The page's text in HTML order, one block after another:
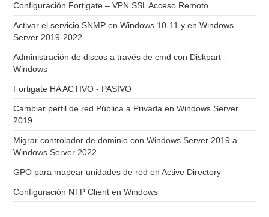
Configuración Fortigate – VPN SSL Acceso Remoto
Activar el servicio SNMP en Windows 10-11 y en Windows
Server 2019-2022
Administración de discos a través de cmd con Diskpart -
Windows
Fortigate HA ACTIVO - PASIVO
Cambiar perfil de red Pública a Privada en Windows Server
2019
Migrar controlador de dominio con Windows Server 2019 a
Windows Server 2022
GPO para mapear unidades de red en Active Directory
Configuración NTP Client en Windows